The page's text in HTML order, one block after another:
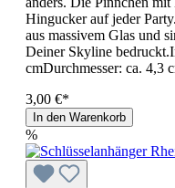
Hingucker auf jeder
aus massivem Glas und
Deiner Skyline
cmDurchmesser: ca. 4,3
3,00 €*
In den Warenkorb
%